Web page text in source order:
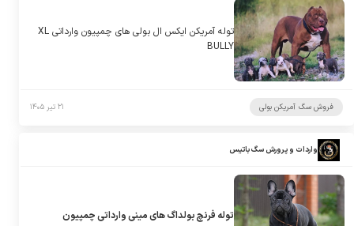
توله آمریکن ایکس ال بولی های چمپیون وارداتی XL
BULLY
فروش سگ آمریکن بولی ۲۱ تیر ۱۴۰۵
واردات و پرورش سگ باتیس
توله فرنچ بولداگ های مینی وارداتی چمپیون